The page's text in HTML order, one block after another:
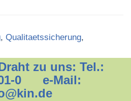
, Qualitaetssicherung,
zu uns: Tel.:
0 e-Mail: